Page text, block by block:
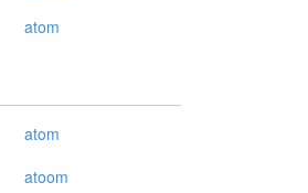
atom
atom
atoom